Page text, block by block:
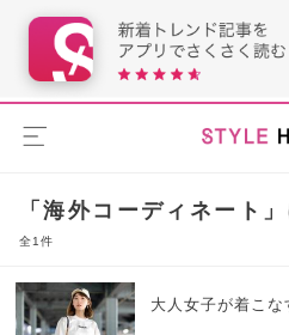
「海外コーディネート
全1件
大人女子が着こ